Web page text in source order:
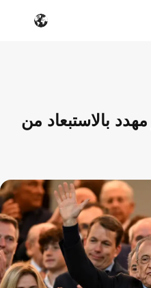
مهدد بالاستبعاد من